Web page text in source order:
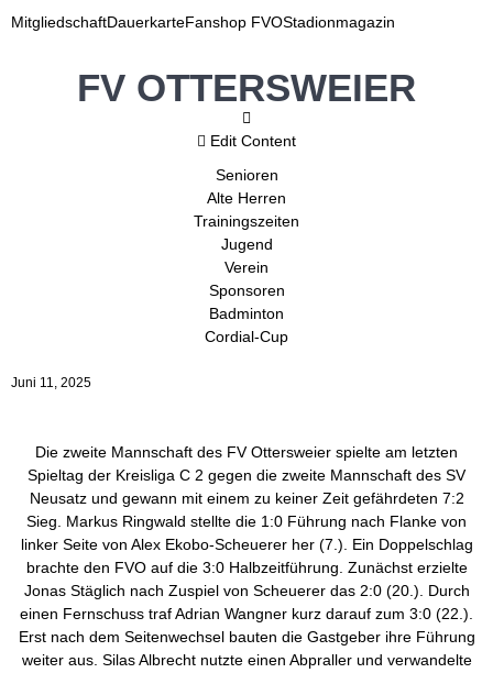
MitgliedschaftDauerkarteFanshop FVOStadionmagazin
FV OTTERSWEIER
Edit Content
Senioren
Alte Herren
Trainingszeiten
Jugend
Verein
Sponsoren
Badminton
Cordial-Cup
Juni 11, 2025
Die zweite Mannschaft des FV Ottersweier spielte am letzten
Spieltag der Kreisliga C 2 gegen die zweite Mannschaft des SV
Neusatz und gewann mit einem zu keiner Zeit gefährdeten 7:2
Sieg. Markus Ringwald stellte die 1:0 Führung nach Flanke von
linker Seite von Alex Ekobo-Scheuerer her (7.). Ein Doppelschlag
brachte den FVO auf die 3:0 Halbzeitführung. Zunächst erzielte
Jonas Stäglich nach Zuspiel von Scheuerer das 2:0 (20.). Durch
einen Fernschuss traf Adrian Wangner kurz darauf zum 3:0 (22.).
Erst nach dem Seitenwechsel bauten die Gastgeber ihre Führung
weiter aus. Silas Albrecht nutzte einen Abpraller und verwandelte